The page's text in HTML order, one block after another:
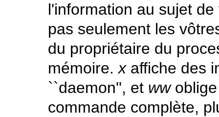
l'information au sujet
pas seulement les
du propriétaire du
mémoire. xaffiche des
``daemon'', et ww
commande complète,